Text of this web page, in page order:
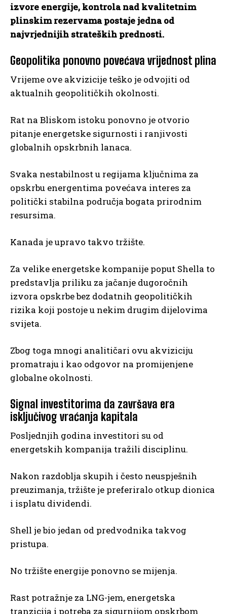
izvore energije, kontrola nad kvalitetnim
plinskim rezervama postaje jedna od
najvrjednijih strateških prednosti.
Geopolitika ponovno povećava vrijednost plina
Vrijeme ove akvizicije teško je odvojiti od
aktualnih geopolitičkih okolnosti.
Rat na Bliskom istoku ponovno je otvorio
pitanje energetske sigurnosti i ranjivosti
globalnih opskrbnih lanaca.
Svaka nestabilnost u regijama ključnima za
opskrbu energentima povećava interes za
politički stabilna područja bogata prirodnim
resursima.
Kanada je upravo takvo tržište.
Za velike energetske kompanije poput Shella to
predstavlja priliku za jačanje dugoročnih
izvora opskrbe bez dodatnih geopolitičkih
rizika koji postoje u nekim drugim dijelovima
svijeta.
Zbog toga mnogi analitičari ovu akviziciju
promatraju i kao odgovor na promijenjene
globalne okolnosti.
Signal investitorima da završava era
isključivog vraćanja kapitala
Posljednjih godina investitori su od
energetskih kompanija tražili disciplinu.
Nakon razdoblja skupih i često neuspješnih
preuzimanja, tržište je preferiralo otkup dionica
i isplatu dividendi.
Shell je bio jedan od predvodnika takvog
pristupa.
No tržište energije ponovno se mijenja.
Rast potražnje za LNG-jem, energetska
tranzicija i potreba za sigurnijom opskrbom